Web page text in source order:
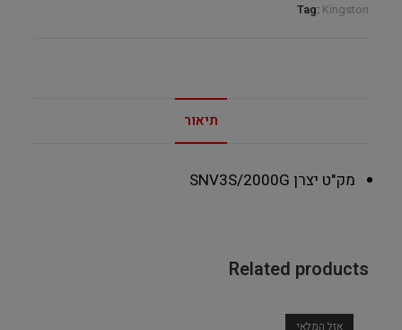
Tag: Kingston
תיאור
מק"ט יצרן ‎SNV3S/2000G
Related products
אזל המלאי